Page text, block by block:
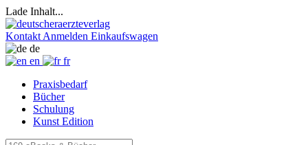
Lade Inhalt...
Kontakt Anmelden Einkaufswagen
de
en
fr
Praxisbedarf
Bücher
Schulung
Kunst Edition